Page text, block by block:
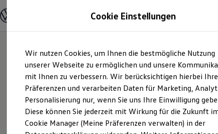
Hauptinhalt
springen
Footer
springen
Modelle und Konfigurator
Modelle vergleichen
Elektroautos
ENERGY Sondermodelle
Nutzfahrzeuge
SUV und CUV
Familienautos
Kombis
Kompaktwagen
Sportwagen
Schnell verfügbare Fahrzeuge
Cookie Einstellungen
Wir nutzen Cookies, um Ihnen die bestmögliche Nutzung
unserer Webseite zu ermöglichen und unsere
mit Ihnen zu verbessern. Wir berücksichtigen hierbei Ihre
Präferenzen und verarbeiten Daten für Marketing,
Personalisierung nur, wenn Sie uns Ihre Einwilligung
Diese können Sie jederzeit mit Wirkung für die Zukunft
Cookie Manager (Meine Präferenzen verwalten) in der